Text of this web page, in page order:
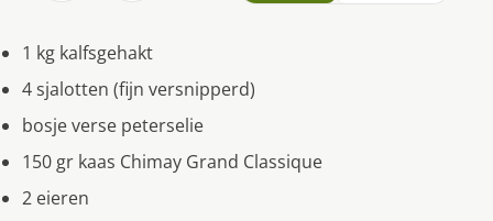
1 kg kalfsgehakt
4 sjalotten (fijn versnipperd)
bosje verse peterselie
150 gr kaas Chimay Grand Classique
2 eieren